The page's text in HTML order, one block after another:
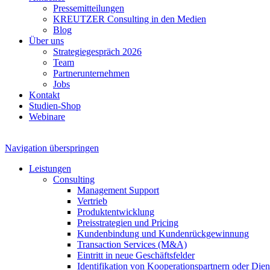
Pressemitteilungen
KREUTZER Consulting in den Medien
Blog
Über uns
Strategiegespräch 2026
Team
Partnerunternehmen
Jobs
Kontakt
Studien-Shop
Webinare
Navigation überspringen
Leistungen
Consulting
Management Support
Vertrieb
Produktentwicklung
Preisstrategien und Pricing
Kundenbindung und Kundenrückgewinnung
Transaction Services (M&A)
Eintritt in neue Geschäftsfelder
Identifikation von Kooperationspartnern oder